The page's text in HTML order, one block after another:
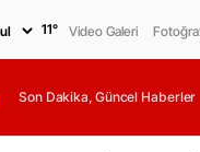
11° Video Galeri
Son Dakika, Güncel Haberler